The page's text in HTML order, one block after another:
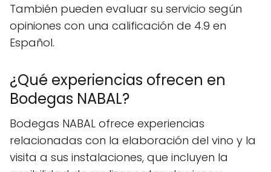
También pueden evaluar su servicio según
opiniones con una calificación de 4.9 en
Español.
¿Qué experiencias ofrecen en
Bodegas NABAL?
Bodegas NABAL ofrece experiencias
relacionadas con la elaboración del vino y la
visita a sus instalaciones, que incluyen la